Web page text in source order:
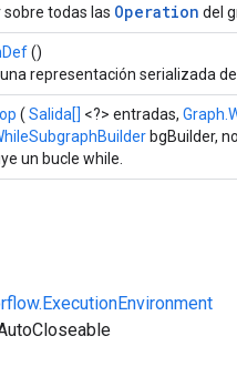
sobre todas las Operation del
()
representación serializada
( Salida[] <?> entradas,
bgBuilder,
un bucle while.